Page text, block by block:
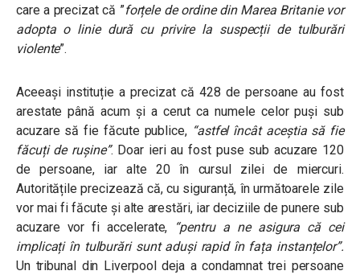
care a precizat că ”forțele de ordine din Marea Britanie vor
adopta o linie dură cu privire la suspecții de tulburări
violente”.
Aceeași instituție a precizat că 428 de persoane au fost
arestate până acum și a cerut ca numele celor puși sub
acuzare să fie făcute publice, “astfel încât aceștia să fie
făcuți de rușine”. Doar ieri au fost puse sub acuzare 120
de persoane, iar alte 20 în cursul zilei de miercuri.
Autoritățile precizează că, cu siguranță, în următoarele zile
vor mai fi făcute și alte arestări, iar deciziile de punere sub
acuzare vor fi accelerate,
“pentru a ne asigura că cei
implicați în tulburări sunt aduși rapid în fața instanțelor”.
Un tribunal din Liverpool deja a condamnat trei persoane